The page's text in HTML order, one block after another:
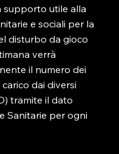
supporto utile alla
e sociali per la
disturbo da gioco
verrà
il numero dei
dai diversi
tramite il dato
Sanitarie per ogni